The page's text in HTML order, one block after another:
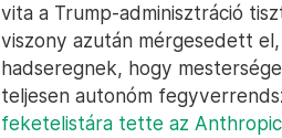
vita a Trump-adminisztráció
viszony azután mérgesedett
hadseregnek, hogy
teljesen autonóm
feketelistára tette az